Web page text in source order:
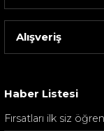
Sarev Elfıda Flanel
Alışveriş
Haber Listesi
Fırsatları ilk siz